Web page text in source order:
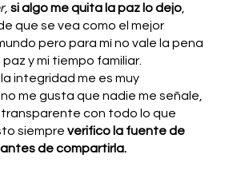
si algo me quita la paz lo dejo,
que se vea como el mejor
pero para mí no vale la pena
y mi tiempo familiar.
integridad me es muy
me gusta que nadie me señale,
con todo lo que
siempre verifico la fuente de
de compartirla.